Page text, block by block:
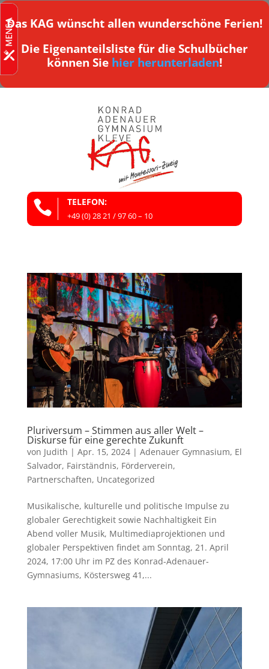
Das KAG wünscht allen wunderschöne Ferien!
Die Eigenanteilsliste für die Schulbücher
können Sie hier herunterladen!
 TELEFON:
+49 (0) 28 21 / 97 60 – 10
Pluriversum – Stimmen aus aller Welt –
Diskurse für eine gerechte Zukunft
von Judith | Apr. 15, 2024| Adenauer Gymnasium, El
Salvador, Fairständnis, Förderverein,
Partnerschaften, Uncategorized
Musikalische, kulturelle und politische Impulse zu
globaler Gerechtigkeit sowie Nachhaltigkeit Ein
Abend voller Musik, Multimediaprojektionen und
globaler Perspektiven findet am Sonntag, 21. April
2024, 17:00 Uhr im PZ des Konrad-Adenauer-
Gymnasiums, Köstersweg 41,...